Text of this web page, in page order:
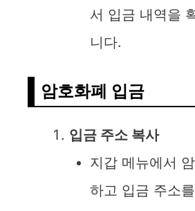
서 입금 내역을
니다.
암호화폐 입금
입금 주소 복사
지갑 메뉴에서
하고 입금 주소